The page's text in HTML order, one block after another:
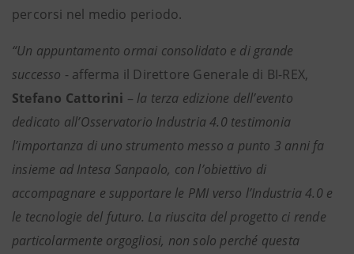
percorsi nel medio periodo.
“Un appuntamento ormai consolidato e di grande
successo - afferma il Direttore Generale di BI-REX,
Stefano Cattorini – la terza edizione dell’evento
dedicato all’Osservatorio Industria 4.0 testimonia
l’importanza di uno strumento messo a punto 3 anni fa
insieme ad Intesa Sanpaolo, con l’obiettivo di
accompagnare e supportare le PMI verso l’Industria 4.0 e
le tecnologie del futuro. La riuscita del progetto ci rende
particolarmente orgogliosi, non solo perché questa